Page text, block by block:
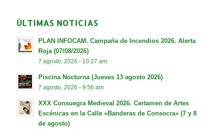
ÚLTIMAS NOTICIAS
PLAN INFOCAM. Campaña de Incendios 2026. Alerta
Roja (07/08/2026)
7 agosto, 2026 - 10:27 am
Piscina Nocturna (Jueves 13 agosto 2026)
7 agosto, 2026 - 9:56 am
XXX Consuegra Medieval 2026. Certamen de Artes
Escénicas en la Calle «Banderas de Consocra» (7 y 8
de agosto)